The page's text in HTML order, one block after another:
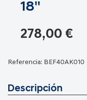
18''
278,00 €
Referencia: BEF40AK010
Descripción
galería
imágenes